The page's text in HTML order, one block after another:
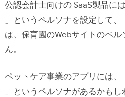
公認会計士向けの SaaS製品に
」というペルソナを設定して、
は、保育園のWebサイトのペ
ん。
ペットケア事業のアプリには
」というペルソナがあるかもし